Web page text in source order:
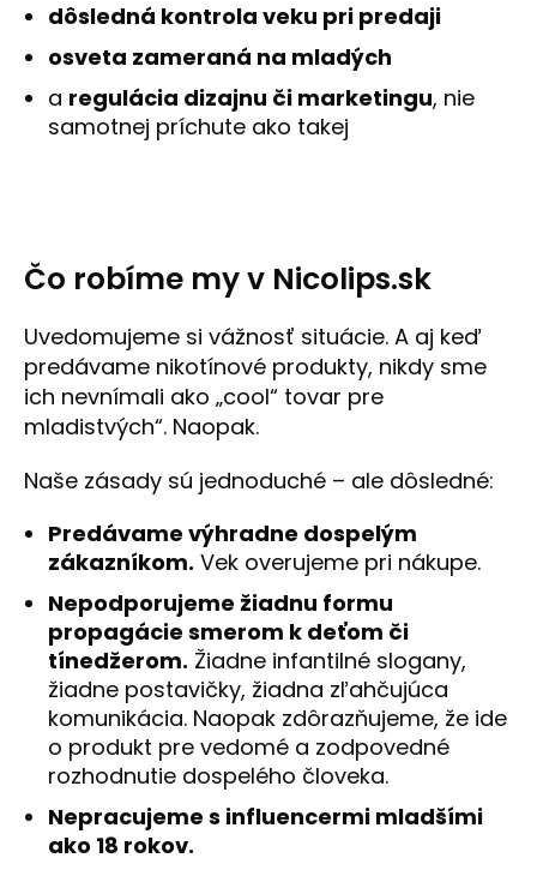
dôsledná kontrola veku pri predaji
osveta zameraná na mladých
a regulácia dizajnu či marketingu, nie
samotnej príchute ako takej
Čo robíme my v Nicolips.sk
Uvedomujeme si vážnosť situácie. A aj keď
predávame nikotínové produkty, nikdy sme
ich nevnímali ako „cool“ tovar pre
mladistvých“. Naopak.
Naše zásady sú jednoduché – ale dôsledné:
Predávame výhradne dospelým
zákazníkom. Vek overujeme pri nákupe.
Nepodporujeme žiadnu formu
propagácie smerom k deťom či
tínedžerom. Žiadne infantilné slogany,
žiadne postavičky, žiadna zľahčujúca
komunikácia. Naopak zdôrazňujeme, že ide
o produkt pre vedomé a zodpovedné
rozhodnutie dospelého človeka.
Nepracujeme s influencermi mladšími
ako 18 rokov.